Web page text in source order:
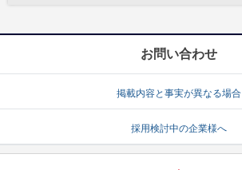
お問い合わせ
掲載内容と事実が異なる場合
採用検討中の企業様へ